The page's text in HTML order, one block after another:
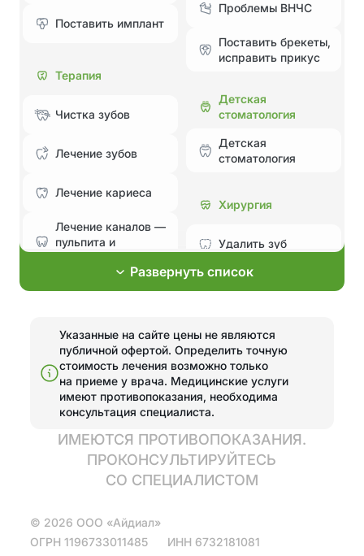
Поставить имплант
Терапия
Чистка зубов
Лечение зубов
Лечение кариеса
Лечение каналов —
пульпита и
Лечение
пародонтита
Эстетические
реставрации
Отбелить зубы
Протезирование
имплантация зубов
на 4 имплантах
Проблемы ВНЧС
Поставить брекеты,
исправить прикус
Детская
стоматология
Детская
стоматология
Хирургия
Удалить зуб
Эстетическая
Установка
элайнеров
Поставить брекеты,
исправить прикус
Эстетические
реставрации
Развернуть список
Указанные на сайте цены не являются
публичной офертой. Определить точную
стоимость лечения возможно только
на приеме у врача. Медицинские услуги
имеют противопоказания, необходима
консультация специалиста.
ИМЕЮТСЯ ПРОТИВОПОКАЗАНИЯ.
ПРОКОНСУЛЬТИРУЙТЕСЬ
СО СПЕЦИАЛИСТОМ
© 2026 ООО «Айдиал»
ОГРН1196733011485 ИНН 6732181081